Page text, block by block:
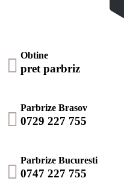
 Obtine
pret parbriz

Parbrize Brasov
0729 227 755

Parbrize Bucuresti
0747 227 755